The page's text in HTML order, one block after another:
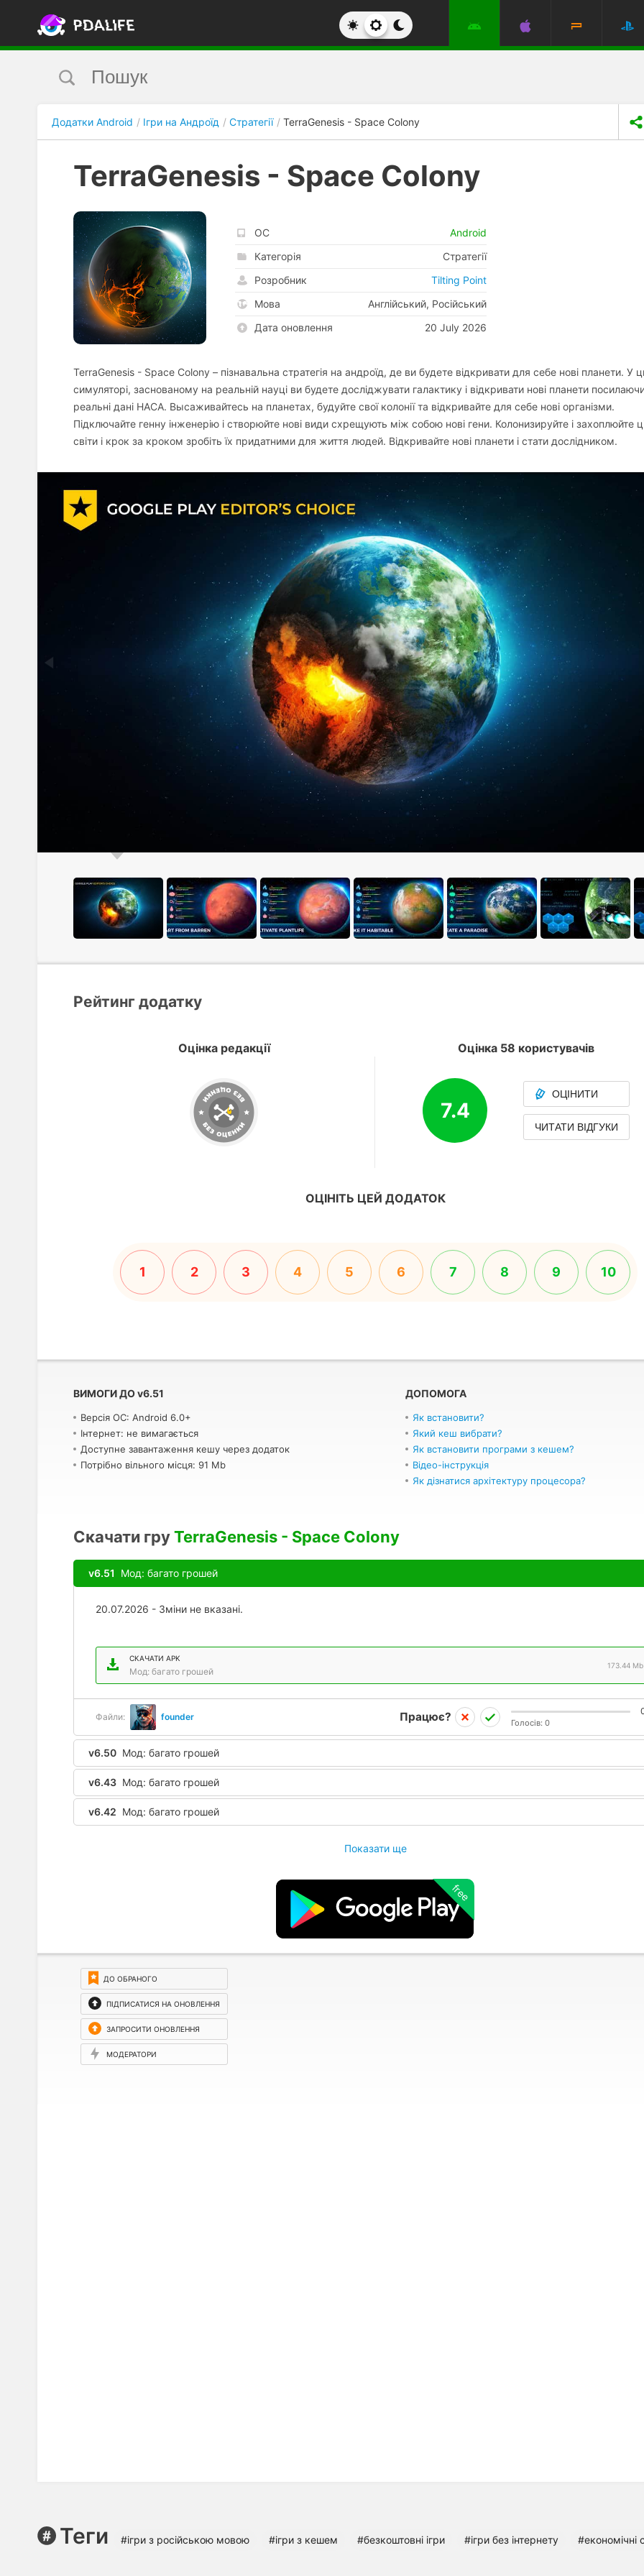
Додатки Android Ігри на Андроїд Стратегії TerraGenesis - Space Colony
TerraGenesis - Space Colony
ОС
Android
Категорія
Стратегії
Розробник
Tilting Point
Мова
Англійський, Російський
Дата оновлення
20 July 2026
TerraGenesis - Space Colony – пізнавальна стратегія на андроїд, де ви будете відкривати для себе нові планети. У
симуляторі, заснованому на реальній науці ви будете досліджувати галактику і відкривати нові планети
реальні дані НАСА. Высаживайтесь на планетах, будуйте свої колонії та відкривайте для себе нові організми.
Підключайте генну інженерію і створюйте нові види схрещують між собою нові гени. Колонизируйте і захоплюйте
світи і крок за кроком зробіть їх придатними для життя людей. Відкривайте нові планети і стати дослідником.
Рейтинг додатку
Оцінка редакції Оцінка 58 користувачів
7.4
ОЦІНИТИ
ЧИТАТИ ВІДГУКИ
ОЦІНІТЬ ЦЕЙ ДОДАТОК
1 2 3 4 5 6 7 8 9 10
ВИМОГИ ДОv6.51
Версія ОС: Android 6.0+
Інтернет: не вимагається
Доступне завантаження кешу через додаток
Потрібно вільного місця: 91 Mb
ДОПОМОГА
Як встановити?
Який кеш вибрати?
Як встановити програми з кешем?
Відео-інструкція
Як дізнатися архітектуру процесора?
Скачати груTerraGenesis - Space Colony
v6.51 Мод: багато грошей
20.07.2026 - Зміни не вказані.
СКАЧАТИ APK
Мод: багато грошей
173.44 Mb
Файли: founder Працює? Голосів: 0
v6.50 Мод: багато грошей
v6.43 Мод: багато грошей
v6.42 Мод: багато грошей
Показати ще
free
ДО ОБРАНОГО
ПІДПИСАТИСЯ НА ОНОВЛЕННЯ
ЗАПРОСИТИ ОНОВЛЕННЯ
МОДЕРАТОРИ
Теги #ігри з російською мовою #ігри з кешем #безкоштовні ігри #ігри без інтернету #економічні